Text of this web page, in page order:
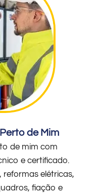
de Mim
de mim com
e certificado.
reformas elétricas,
fiação e